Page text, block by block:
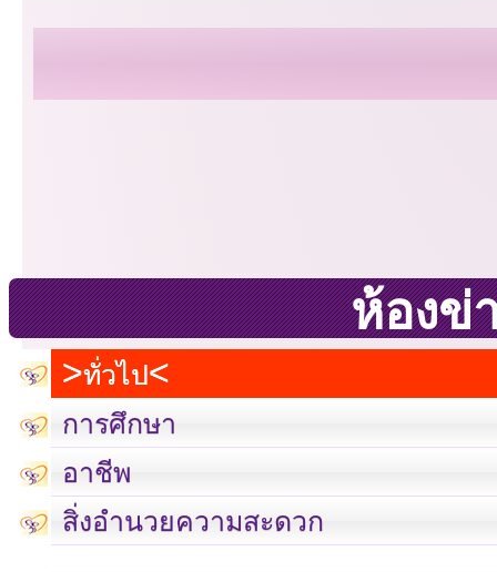
ห้องข่
ทั่วไป
การศึกษา
อาชีพ
สิ่งอำนวยความสะดวก